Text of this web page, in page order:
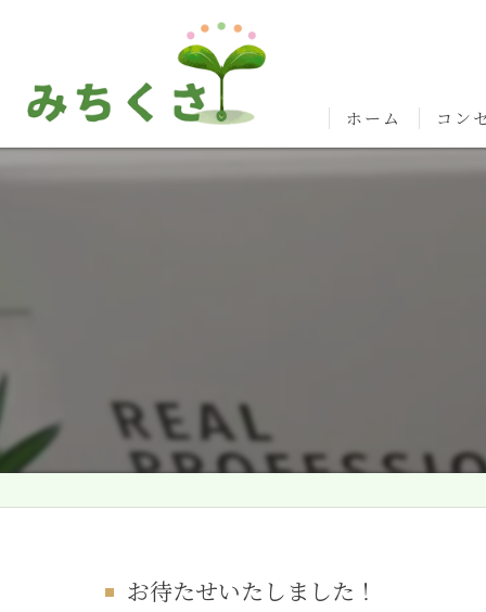
ホーム コン
お待たせいたしました！